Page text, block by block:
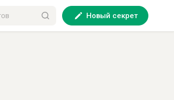
Новый секрет